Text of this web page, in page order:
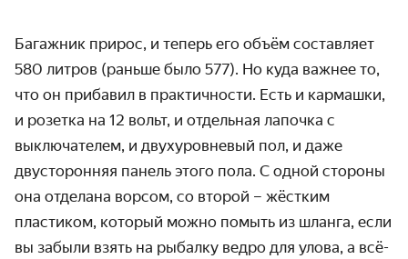
Багажник прирос, и теперь его объём составляет
580 литров (раньше было 577). Но куда важнее то,
что он прибавил в практичности. Есть и кармашки,
и розетка на 12 вольт, и отдельная лапочка с
выключателем, и двухуровневый пол, и даже
двусторонняя панель этого пола. С одной стороны
она отделана ворсом, со второй – жёстким
пластиком, который можно помыть из шланга, если
вы забыли взять на рыбалку ведро для улова, а всё-